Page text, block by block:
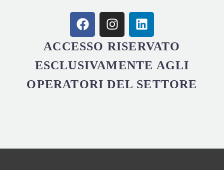
ACCESSO RISERVATO
ESCLUSIVAMENTE AGLI
OPERATORI DEL SETTORE